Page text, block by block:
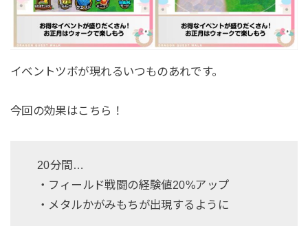
イベントツボが現れるいつものあれです。
今回の効果はこちら！
20分間…
・フィールド戦闘の経験値20%アップ
・メタルかがみもちが出現するように